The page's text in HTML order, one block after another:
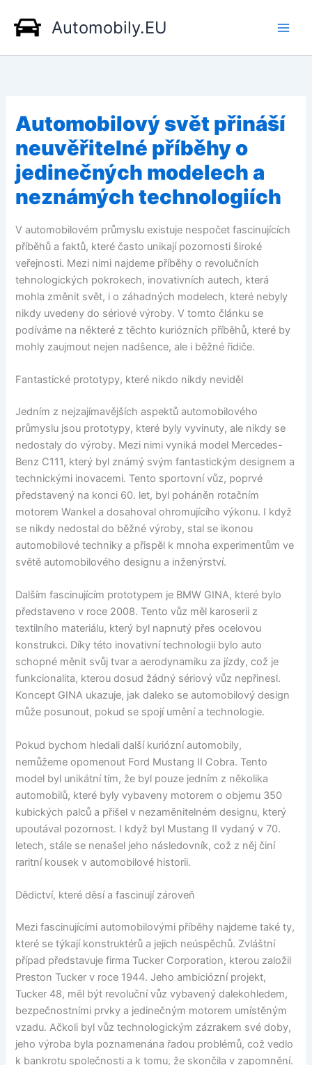
obsah
Automobily.EU
Automobilový svět přináší
neuvěřitelné příběhy o
jedinečných modelech a
neznámých technologiích
V automobilovém průmyslu existuje nespočet fascinujících
příběhů a faktů, které často unikají pozornosti široké
veřejnosti. Mezi nimi najdeme příběhy o revolučních
tehnologických pokrokech, inovativních autech, která
mohla změnit svět, i o záhadných modelech, které nebyly
nikdy uvedeny do sériové výroby. V tomto článku se
podíváme na některé z těchto kuriózních příběhů, které by
mohly zaujmout nejen nadšence, ale i běžné řidiče.
Fantastické prototypy, které nikdo nikdy neviděl
Jedním z nejzajímavějších aspektů automobilového
průmyslu jsou prototypy, které byly vyvinuty, ale nikdy se
nedostaly do výroby. Mezi nimi vyniká model Mercedes-
Benz C111, který byl známý svým fantastickým designem a
technickými inovacemi. Tento sportovní vůz, poprvé
představený na konci 60. let, byl poháněn rotačním
motorem Wankel a dosahoval ohromujícího výkonu. I když
se nikdy nedostal do běžné výroby, stal se ikonou
automobilové techniky a přispěl k mnoha experimentům ve
světě automobilového designu a inženýrství.
Dalším fascinujícím prototypem je BMW GINA, které bylo
představeno v roce 2008. Tento vůz měl karoserii z
textilního materiálu, který byl napnutý přes ocelovou
konstrukci. Díky této inovativní technologii bylo auto
schopné měnit svůj tvar a aerodynamiku za jízdy, což je
funkcionalita, kterou dosud žádný sériový vůz nepřinesl.
Koncept GINA ukazuje, jak daleko se automobilový design
může posunout, pokud se spojí umění a technologie.
Pokud bychom hledali další kuriózní automobily,
nemůžeme opomenout Ford Mustang II Cobra. Tento
model byl unikátní tím, že byl pouze jedním z několika
automobilů, které byly vybaveny motorem o objemu 350
kubických palců a přišel v nezaměnitelném designu, který
upoutával pozornost. I když byl Mustang II vydaný v 70.
letech, stále se nenašel jeho následovník, což z něj činí
raritní kousek v automobilové historii.
Dědictví, které děsí a fascinují zároveň
Mezi fascinujícími automobilovými příběhy najdeme také ty,
které se týkají konstruktérů a jejich neúspěchů. Zvláštní
případ představuje firma Tucker Corporation, kterou založil
Preston Tucker v roce 1944. Jeho ambiciózní projekt,
Tucker 48, měl být revoluční vůz vybavený dalekohledem,
bezpečnostními prvky a jedinečným motorem umístěným
vzadu. Ačkoli byl vůz technologickým zázrakem své doby,
jeho výroba byla poznamenána řadou problémů, což vedlo
k bankrotu společnosti a k tomu, že skončila v zapomnění.